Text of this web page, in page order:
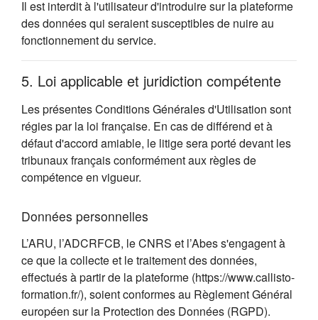
Il est interdit à l'utilisateur d'introduire sur la plateforme
des données qui seraient susceptibles de nuire au
fonctionnement du service.
5. Loi applicable et juridiction compétente
Les présentes Conditions Générales d'Utilisation sont
régies par la loi française. En cas de différend et à
défaut d'accord amiable, le litige sera porté devant les
tribunaux français conformément aux règles de
compétence en vigueur.
Données personnelles
L’ARU, l’ADCRFCB, le CNRS et l’Abes s'engagent à
ce que la collecte et le traitement des données,
effectués à partir de la plateforme (https://www.callisto-
formation.fr/), soient conformes au Règlement Général
européen sur la Protection des Données (RGPD).